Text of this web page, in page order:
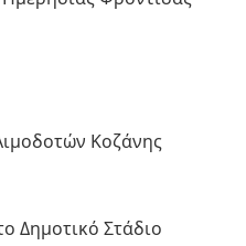
Κοζάνης
Δημοτικό Στάδιο